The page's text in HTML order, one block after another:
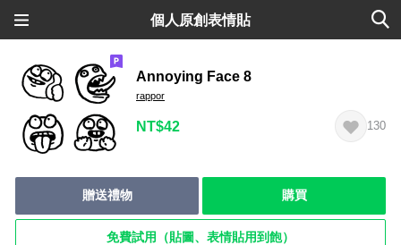
個人原創表情貼
Annoying Face 8
rappor
NT$42 130
贈送禮物 購買
免費試用（貼圖、表情貼用到飽）